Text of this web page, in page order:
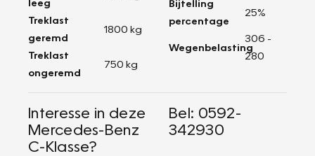
Treklast
geremd
1800 kg
Treklast
ongeremd
750 kg
Bijtelling
percentage
25%
Wegenbelasting
306 -
280
Interesse in deze
Mercedes-Benz
C-Klasse?
Bel: 0592-
342930